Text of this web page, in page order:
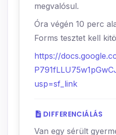
megvalósul.
Óra végén 10 perc
Forms tesztet kell
https://
usp=sf_link
DIFFERENCIÁLÁS
Van egy sérült